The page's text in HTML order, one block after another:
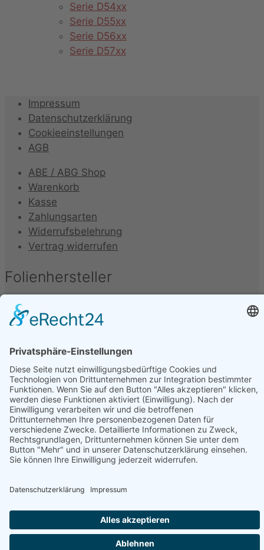
Serie D54xx
Serie D55xx
Serie D56xx
Serie D57xx
Impressum
Datenschutzerklärung
Cookieeinstellungen
AGB
ABE / ABG Shop
Warenkorb
Kasse
Zahlungsarten
Widerrufsbelehrung
Vertrag widerrufen
Folienhersteller
Unter folgenden Namen werden Kfz-Tönungsfolien
vertrieben oder hergestellt: Armolan, Aquasun,
Film, Madico, SunGuard, Johnson, Oracal, Orpro,
SolarScreen, Orafol, Sott, STS, Sun Guard, TFA, SAV,
3M, Hexis, SL, Avery, Bruxafol um nur einige zu
nennen.
Folienbezeichnungen
Folien werden unter verschiedenen Bezeichnungen
Ceramic, Bond, Folia-Tec 7, FT95, FT97, Midnight,
Clear, Omega, Real Carbon, uvm.